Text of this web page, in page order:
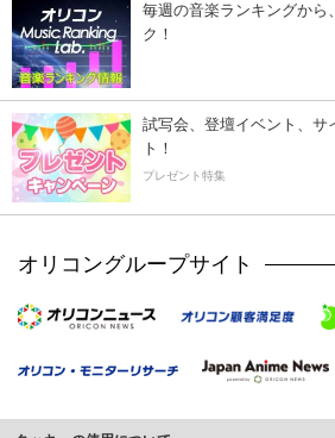
毎週の音楽ランキングから
ク！
試写会、登壇イベント、サ
ト！
プレゼント特集
オリコングループサイト